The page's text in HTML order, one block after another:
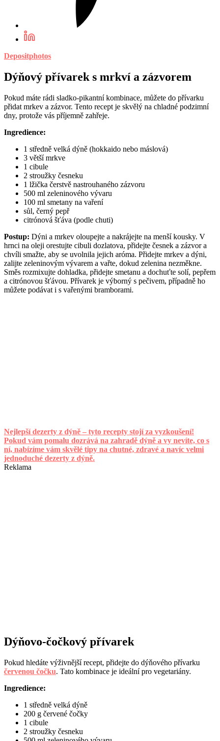
Depositphotos
Dýňový přívarek s mrkví a zázvorem
Pokud máte rádi sladko-pikantní kombinace, můžete do přívarku
přidat mrkev a zázvor. Tento recept je skvělý na chladné podzimní
dny, protože vás příjemně zahřeje.
Ingredience:
1 středně velká dýně (hokkaido nebo máslová)
3 větší mrkve
1 cibule
2 stroužky česneku
1 lžička čerstvě nastrouhaného zázvoru
500 ml zeleninového vývaru
100 ml smetany na vaření
sůl, černý pepř
citrónová šťáva (podle chuti)
Postup: Dýni a mrkev oloupejte a nakrájejte na menší kousky. V
hrnci na oleji orestujte cibuli dozlatova, přidejte česnek a zázvor a
chvíli smažte, aby se uvolnila jejich aróma. Přidejte mrkev a dýni,
zalijte zeleninovým vývarem a vařte, dokud zelenina nezměkne.
Směs rozmixujte dohladka, přidejte smetanu a dochuťte solí, pepřem
a citrónovou šťávou. Přívarek je výborný s pečivem, případně ho
můžete podávat i s vařenými bramborami.
Nejlepší dezerty z dýně – tyto recepty stojí za vyzkoušení!
Pokud vám pomalu dozrává na zahradě dýně a vy nevíte, co s
ní, nabízíme vám skvělé tipy na chutné, zdravé a navíc velmi
jednoduché dezerty z dýně.
Reklama
Dýňovo-čočkový přívarek
Pokud hledáte výživnější recept, přidejte do dýňového přívarku
červenou čočku. Tato kombinace je ideální pro vegetariány.
Ingredience:
1 středně velká dýně
200 g červené čočky
1 cibule
2 stroužky česneku